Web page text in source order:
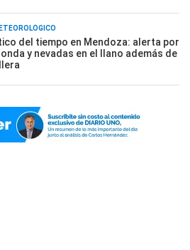
del tiempo en Mendoza: alerta por
y nevadas en el llano además de